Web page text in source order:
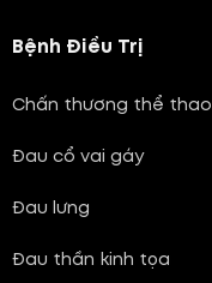
Bệnh Điều Trị
Chấn thương thể thao
Đau cổ vai gáy
Đau lưng
Đau thần kinh tọa